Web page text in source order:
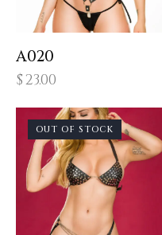
A020
$23.00
OUT OF STOCK